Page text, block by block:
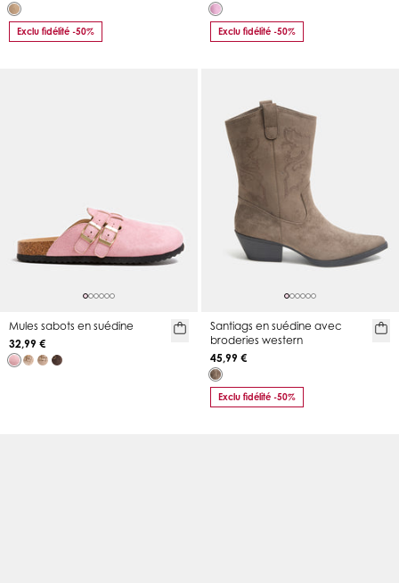
Exclu fidélité -50% Exclu fidélité -50%
Mules sabots en suédine
32,99 €
Santiags en suédine avec
broderies western
45,99 €
Exclu fidélité -50%